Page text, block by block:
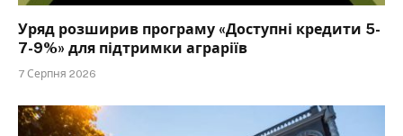
Уряд розширив програму «Доступні кредити 5-
7-9%» для підтримки аграріїв
7 Серпня 2026